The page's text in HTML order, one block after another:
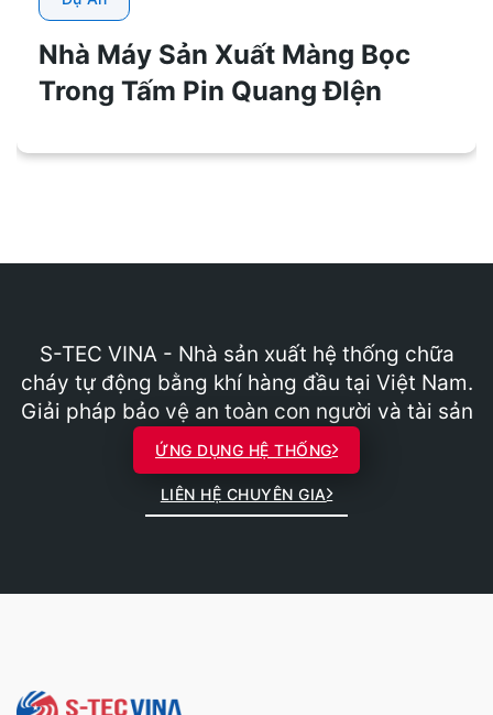
Nhà Máy Sản Xuất Màng Bọc
Trong Tấm Pin Quang ĐIện
S-TEC VINA - Nhà sản xuất hệ thống chữa
cháy tự động bằng khí hàng đầu tại Việt Nam.
Giải pháp bảo vệ an toàn con người và tài sản
ỨNG DỤNG HỆ THỐNG
LIÊN HỆ CHUYÊN GIA